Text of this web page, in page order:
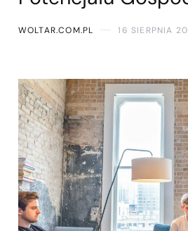
WOLTAR.COM.PL 16 SIERPNIA